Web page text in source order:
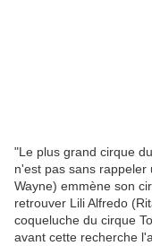
"Le plus grand cirque
n'est pas sans
Wayne) emmène son
retrouver Lili Alfredo
coqueluche du cirque
avant cette recherche